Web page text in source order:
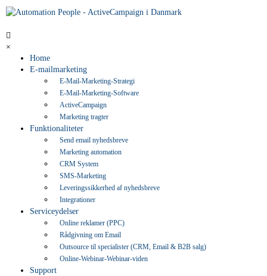
×
Home
E-mailmarketing
E-Mail-Marketing-Strategi
E-Mail-Marketing-Software
ActiveCampaign
Marketing tragter
Funktionaliteter
Send email nyhedsbreve
Marketing automation
CRM System
SMS-Marketing
Leveringssikkerhed af nyhedsbreve
Integrationer
Serviceydelser
Online reklamer (PPC)
Rådgivning om Email
Outsource til specialister (CRM, Email & B2B salg)
Online-Webinar-Webinar-viden
Support